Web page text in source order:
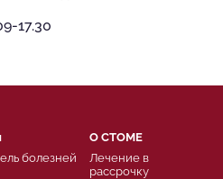
17.30
О СТОМЕ
Лечение в
рассрочку
болезней